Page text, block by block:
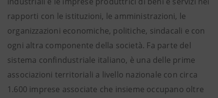
rapporti con le istituzioni, le amministrazioni, le
organizzazioni economiche, politiche, sindacali e con
ogni altra componente della società. Fa parte del
sistema confindustriale italiano, è una delle prime
associazioni territoriali a livello nazionale con circa
1.600 imprese associate che insieme occupano oltre